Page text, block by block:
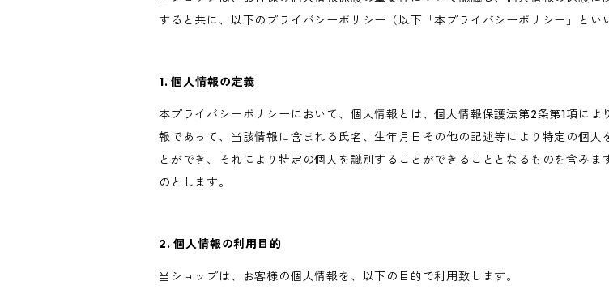
すると共に、以下のプライバシーポリシー（以下「本プライバシーポリシー」とい
1. 個人情報の定義
本プライバシーポリシーにおいて、個人情報とは、個人情報保護法第2条第1項に
報であって、当該情報に含まれる氏名、生年月日その他の記述等により特定の個
とができ、それにより特定の個人を識別することができることとなるものを含み
のとします。
2. 個人情報の利用目的
当ショップは、お客様の個人情報を、以下の目的で利用致します。